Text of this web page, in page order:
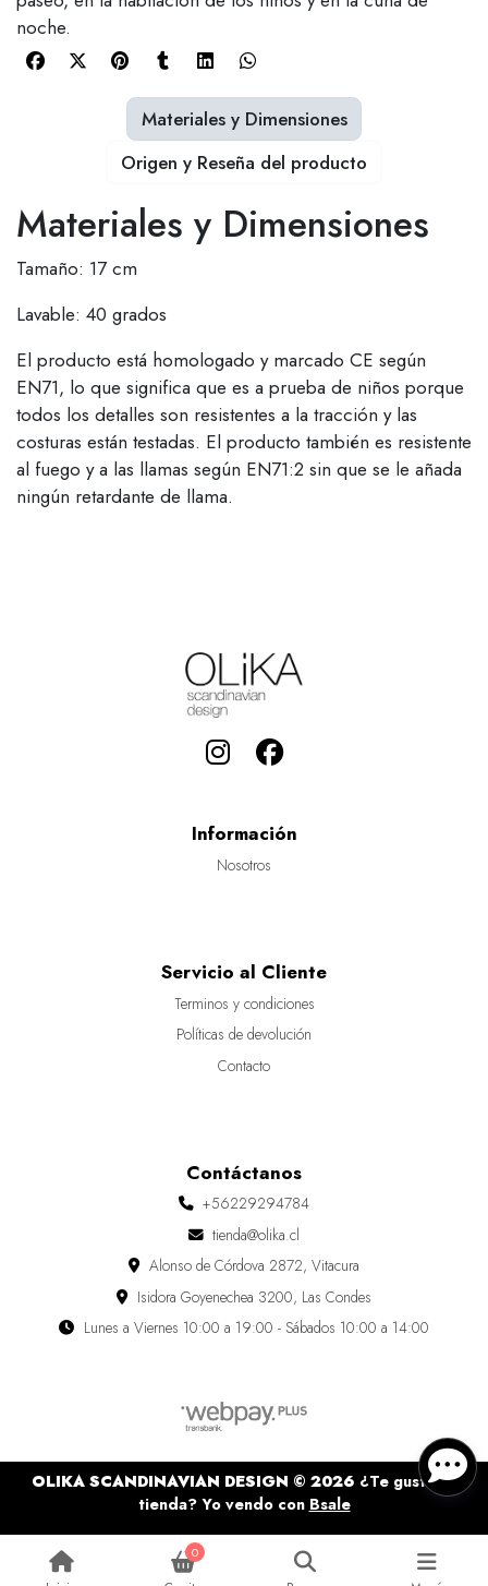
noche.
Materiales y Dimensiones
Tamaño: 17 cm
Lavable: 40 grados
El producto está homologado y marcado CE según
EN71, lo que significa que es a prueba de niños porque
todos los detalles son resistentes a la tracción y las
costuras están testadas. El producto también es resistente
al fuego y a las llamas según EN71:2 sin que se le añada
ningún retardante de llama.
Materiales y Dimensiones
Origen y Reseña del producto
Información
Nosotros
Servicio al Cliente
Terminos y condiciones
Políticas de devolución
Contacto
Contáctanos
+56229294784
tienda@olika.cl
Alonso de Córdova 2872, Vitacura
Isidora Goyenechea 3200, Las Condes
Lunes a Viernes 10:00 a 19:00 - Sábados 10:00 a 14:00
OLIKA SCANDINAVIAN DESIGN © 2026 ¿Te gusta mi
tienda? Yo vendo con Bsale
0